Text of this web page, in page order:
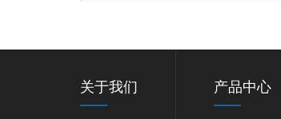
关于我们 产品中心